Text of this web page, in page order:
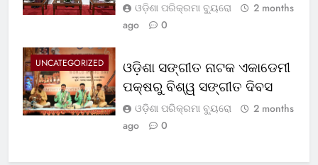
ଓଡ଼ିଶା ପରିକ୍ରମା ବ୍ୟୁରୋ
2 months
ago
0
UNCATEGORIZED
ଓଡ଼ିଶା ସଙ୍ଗୀତ ନାଟକ ଏକାଡେମୀ
ପକ୍ଷରୁ ବିଶ୍ୱ ସଙ୍ଗୀତ ଦିବସ
ଓଡ଼ିଶା ପରିକ୍ରମା ବ୍ୟୁରୋ
2 months
ago
0